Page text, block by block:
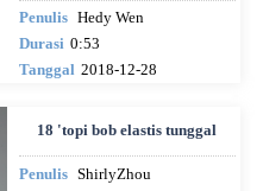
Penulis Hedy Wen
Durasi 0:53
Tanggal 2018-12-28
18 'topi bob elastis tunggal
Penulis ShirlyZhou